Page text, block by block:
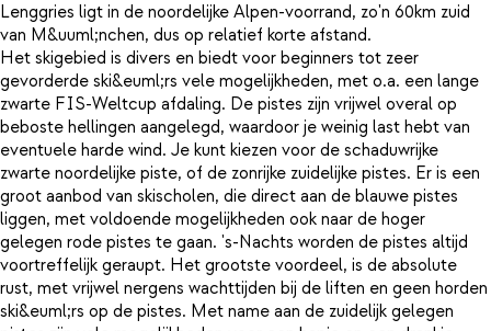
Lenggries ligt in de noordelijke Alpen-voorrand, zo'n 60km zuid
van M&uuml;nchen, dus op relatief korte afstand.
Het skigebied is divers en biedt voor beginners tot zeer
gevorderde ski&euml;rs vele mogelijkheden, met o.a. een lange
zwarte FIS-Weltcup afdaling. De pistes zijn vrijwel overal op
beboste hellingen aangelegd, waardoor je weinig last hebt van
eventuele harde wind. Je kunt kiezen voor de schaduwrijke
zwarte noordelijke piste, of de zonrijke zuidelijke pistes. Er is een
groot aanbod van skischolen, die direct aan de blauwe pistes
liggen, met voldoende mogelijkheden ook naar de hoger
gelegen rode pistes te gaan. 's-Nachts worden de pistes altijd
voortreffelijk geraupt. Het grootste voordeel, is de absolute
rust, met vrijwel nergens wachttijden bij de liften en geen horden
ski&euml;rs op de pistes. Met name aan de zuidelijk gelegen